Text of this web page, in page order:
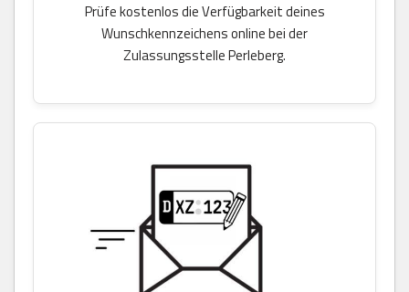
Prüfe kostenlos die Verfügbarkeit deines
Wunschkennzeichens online bei der
Zulassungsstelle Perleberg.